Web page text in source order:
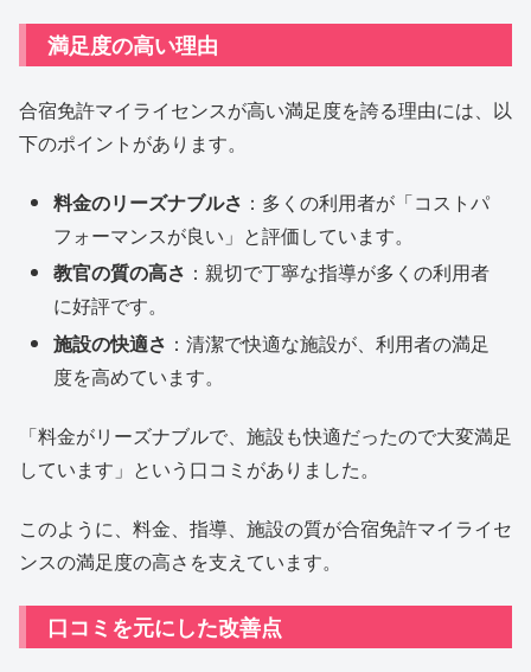
満足度の高い理由
合宿免許マイライセンスが高い満足度を誇る理由には、以
下のポイントがあります。
料金のリーズナブルさ ：多くの利用者が「コストパ
フォーマンスが良い」と評価しています。
教官の質の高さ ：親切で丁寧な指導が多くの利用者
に好評です。
施設の快適さ ：清潔で快適な施設が、利用者の満足
度を高めています。
「料金がリーズナブルで、施設も快適だったので大変満足
しています」という口コミがありました。
このように、料金、指導、施設の質が合宿免許マイライセ
ンスの満足度の高さを支えています。
口コミを元にした改善点